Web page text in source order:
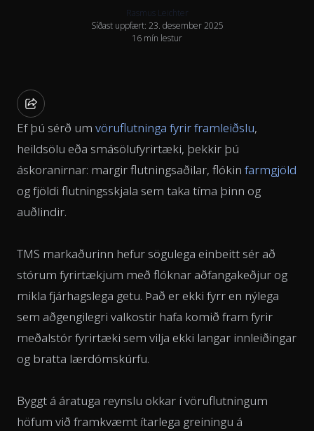
Rasmus Leichter
Síðast uppfært: 23. desember 2025
16 mín lestur
Ef þú sérð um vöruflutninga fyrir framleiðslu,
heildsölu eða smásölufyrirtæki, þekkir þú
áskoranirnar: margir flutningsaðilar, flókin farmgjöld
og fjöldi flutningsskjala sem taka tíma þinn og
auðlindir.
TMS markaðurinn hefur sögulega einbeitt sér að
stórum fyrirtækjum með flóknar aðfangakeðjur og
mikla fjárhagslega getu. Það er ekki fyrr en nýlega
sem aðgengilegri valkostir hafa komið fram fyrir
meðalstór fyrirtæki sem vilja ekki langar innleiðingar
og bratta lærdómskúrfu.
Byggt á áratuga reynslu okkar í vöruflutningum
höfum við framkvæmt ítarlega greiningu á